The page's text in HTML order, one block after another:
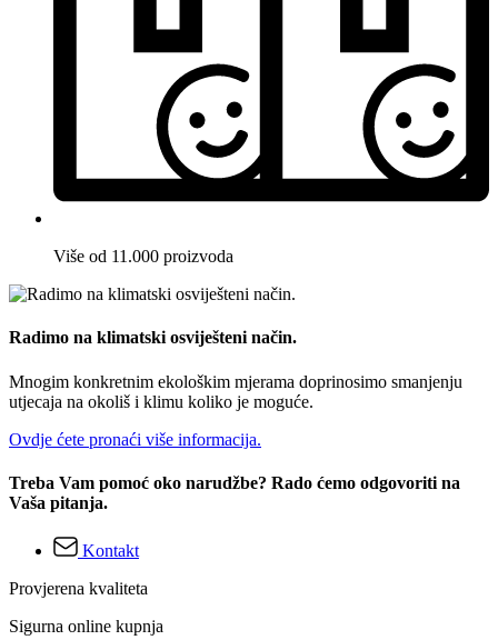
Više od 11.000 proizvoda
Radimo na klimatski osviješteni način.
Mnogim konkretnim ekološkim mjerama doprinosimo smanjenju
utjecaja na okoliš i klimu koliko je moguće.
Ovdje ćete pronaći više informacija.
Treba Vam pomoć oko narudžbe? Rado ćemo odgovoriti na
Vaša pitanja.
Kontakt
Provjerena kvaliteta
Sigurna online kupnja